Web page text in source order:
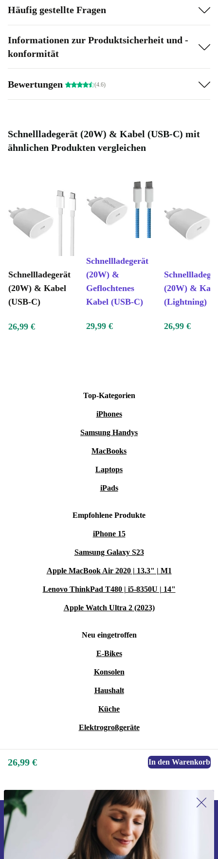
Häufig gestellte Fragen
Informationen zur Produktsicherheit und -
konformität
Bewertungen (4.6)
Schnellladegerät (20W) & Kabel (USB-C) mit
ähnlichen Produkten vergleichen
Schnellladegerät
(20W) & Kabel
(USB-C)
Schnellladegerät
(20W) &
Geflochtenes
Kabel (USB-C)
(20W) &
(Lightning)
26,99 € 29,99 € 26,99 €
Top-Kategorien
iPhones
Samsung Handys
MacBooks
Laptops
iPads
Empfohlene Produkte
iPhone 15
Samsung Galaxy S23
Apple MacBook Air 2020 | 13.3" | M1
Lenovo ThinkPad T480 | i5-8350U | 14"
Apple Watch Ultra 2 (2023)
Neu eingetroffen
E-Bikes
Konsolen
Haushalt
Küche
Elektrogroßgeräte
26,99 € In den Warenkorb
Erstmals zum Newsletter anmelden,
15 € sparen!
Verpasse kein Angebot mehr.